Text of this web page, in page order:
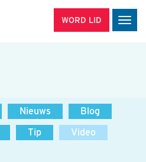
WORD LID
Nieuws
Blog
Tip
Video